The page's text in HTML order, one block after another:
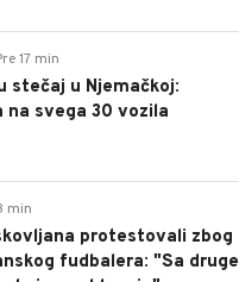
17 min
stečaj u Njemačkoj:
na svega 30 vozila
min
protestovali zbog
fudbalera: "Sa druge